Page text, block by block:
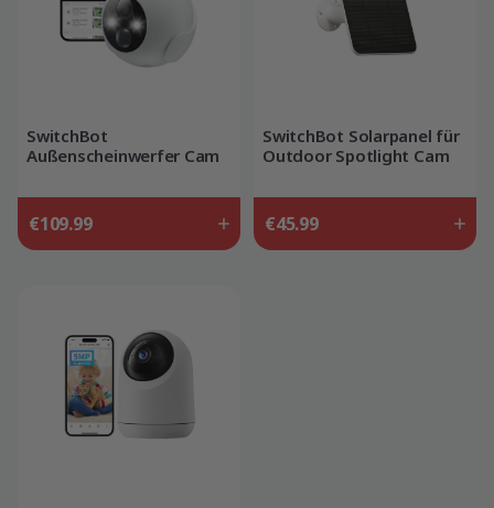
€109.99
SwitchBot
Außenscheinwerfer Cam
€45.99
SwitchBot Solarpanel für
Outdoor Spotlight Cam